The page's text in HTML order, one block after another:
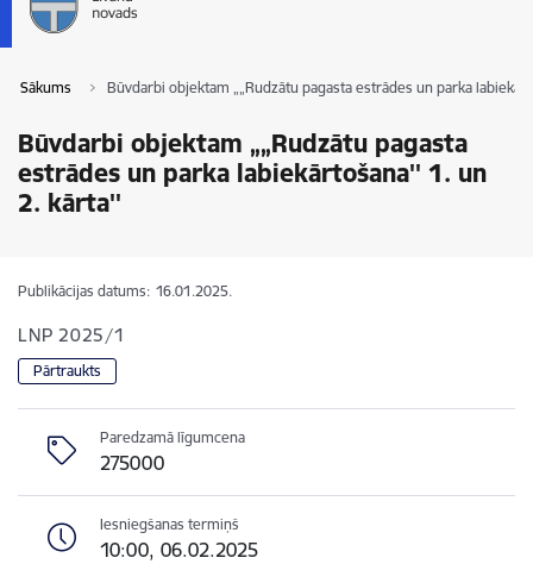
Sākums Būvdarbi objektam „„Rudzātu pagasta estrādes un parka
Būvdarbi objektam „„Rudzātu pagasta
estrādes un parka labiekārtošana'' 1. un
2. kārta''
Publikācijas datums: 16.01.2025.
LNP 2025/1
Pārtraukts
Paredzamā līgumcena
275000
Iesniegšanas termiņš
10:00, 06.02.2025